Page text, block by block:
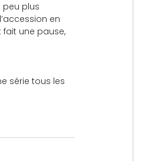
peu plus
en
fait une pause,
série tous les